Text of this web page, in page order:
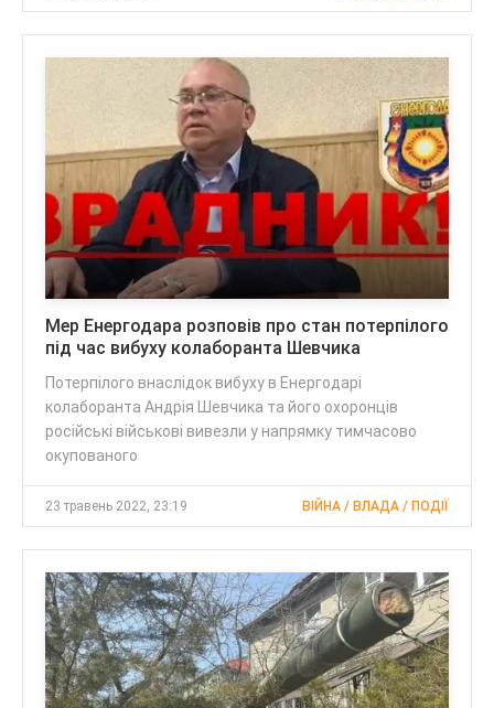
Мер Енергодара розповів про стан потерпілого
під час вибуху колаборанта Шевчика
Потерпілого внаслідок вибуху в Енергодарі
колаборанта Андрія Шевчика та його охоронців
російські військові вивезли у напрямку тимчасово
окупованого
23 травень 2022, 23:19 ВІЙНА / ВЛАДА / ПОДІЇ